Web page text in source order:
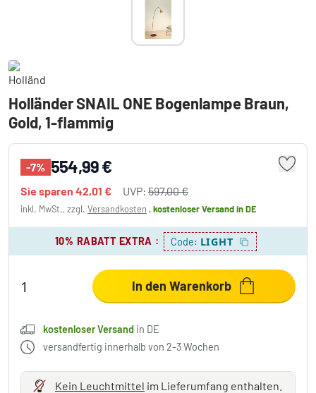
Holländer SNAIL ONE Bogenlampe Braun,
Gold, 1-flammig
-7% 554,99 €
Sie sparen 42,01 € UVP: 597,00 €
inkl. MwSt., zzgl. Versandkosten ,kostenloser Versandin DE
10% RABATT EXTRA : Code: LIGHT
In den Warenkorb
kostenloser Versand in DE
versandfertig innerhalb von 2-3 Wochen
Kein Leuchtmittel im Lieferumfang enthalten.